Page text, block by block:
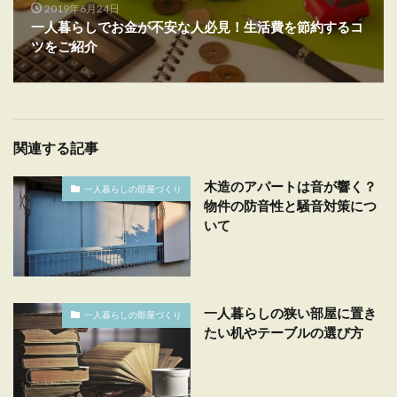
2019年6月24日
一人暮らしでお金が不安な人必見！生活費を節約するコ
ツをご紹介
関連する記事
一人暮らしの部屋づくり
木造のアパートは音が響く？
物件の防音性と騒音対策につ
いて
一人暮らしの部屋づくり
一人暮らしの狭い部屋に置き
たい机やテーブルの選び方